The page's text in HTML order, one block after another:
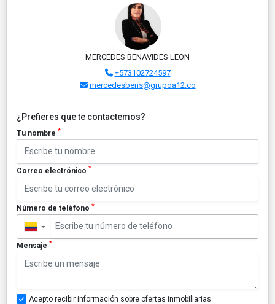
MERCEDES BENAVIDES LEON
+573102724597
mercedesbens@grupoa12.co
¿Prefieres que te contactemos?
Tu nombre *
Correo electrónico *
Número de teléfono *
▼
Mensaje *
Acepto recibir información sobre ofertas inmobiliarias